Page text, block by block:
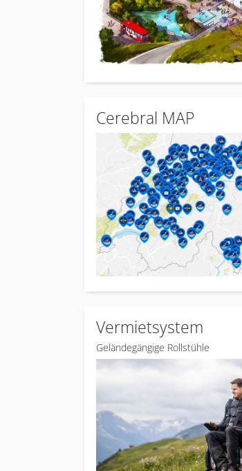
Cerebral MAP
Vermietsystem
Geländegängige Rollstühle